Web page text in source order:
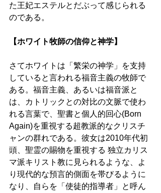
た王妃エステルとだぶって感じられる
のである。
【ホワイト牧師の信仰と神学】
さてホワイトは「繁栄の神学」を支持
していると言われる福音主義の牧師で
ある。福音主義、あるいは福音派と
は、カトリックとの対比の文脈で使わ
れる言葉で、聖書と個人的回心(Born
Again)を重視する超教派的なクリスチ
ャンの群れである。彼女は2010年代初
頭、聖霊の賜物を重視する 独立カリス
マ派キリスト教に見られるような、よ
り現代的な預言的側面を帯びるように
なり、自らを「使徒的指導者」と呼ん